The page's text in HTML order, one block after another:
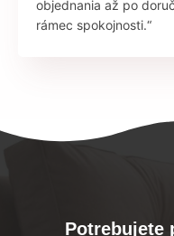
objednania až po
rámec spokojnosti.“
Potrebujete